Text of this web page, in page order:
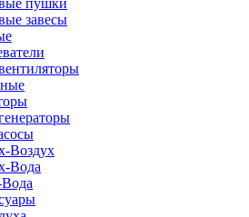
пушки
завесы
Воздух
Вода